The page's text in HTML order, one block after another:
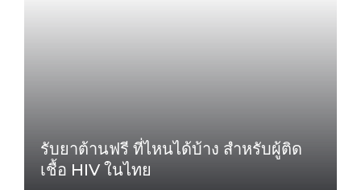
รับยาต้านฟรี ที่ไหนได้บ้าง สำหรับผู้ติด
เชื้อ HIV ในไทย